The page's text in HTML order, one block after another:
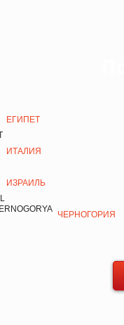
ЕГИПЕТ
ИТАЛИЯ
ИЗРАИЛЬ
ЧЕРНОГОРИЯ